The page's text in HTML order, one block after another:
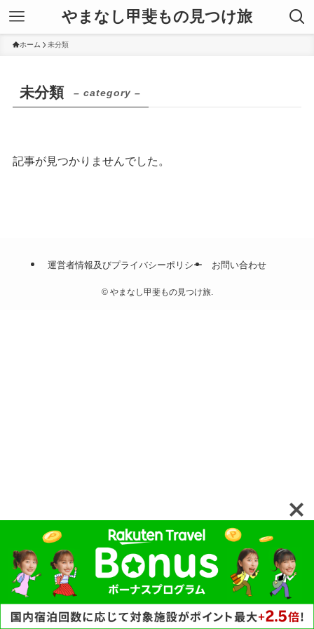
やまなし甲斐もの見つけ旅
ホーム 未分類
未分類 – category –
記事が見つかりませんでした。
運営者情報及びプライバシーポリシー お問い合わせ
©やまなし甲斐もの見つけ旅.